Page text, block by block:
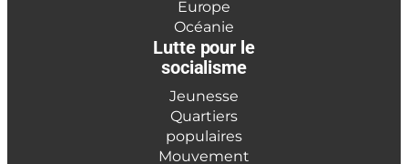
Europe
Océanie
Lutte pour le
socialisme
Jeunesse
Quartiers
populaires
Mouvement